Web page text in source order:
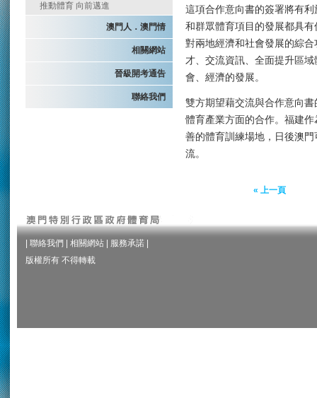
推動體育 向前邁進
澳門人．澳門情
相關網站
晉級開考通告
聯絡我們
這項合作意向書的簽署將有
和群眾體育項目的發展都具
對兩地經濟和社會發展的綜
才、交流資訊、全面提升區
會、經濟的發展。
雙方期望藉交流與合作意向
體育產業方面的合作。福建
善的體育訓練場地，日後澳
流。
« 上一頁
聯絡我們 相關網站 服務承諾
版權所有 不得轉載